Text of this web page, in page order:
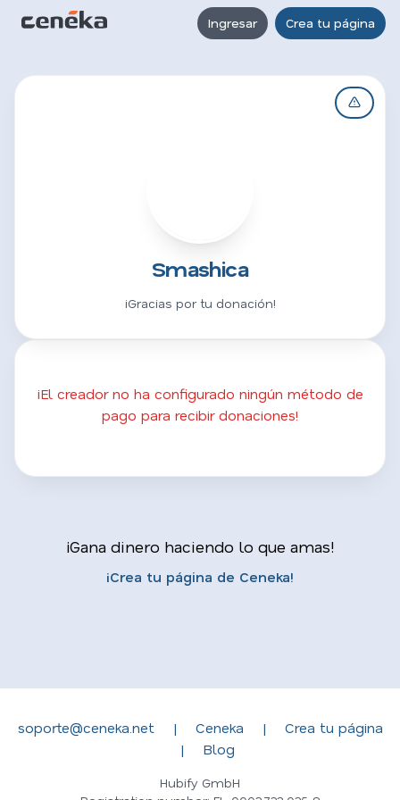
Ingresar Crea tu página
Smashica
¡Gracias por tu donación!
¡El creador no ha configurado ningún método de
pago para recibir donaciones!
¡Gana dinero haciendo lo que amas!
¡Crea tu página de Ceneka!
soporte@ceneka.net | Ceneka |
Crea tu página
|
Blog
Hubify GmbH